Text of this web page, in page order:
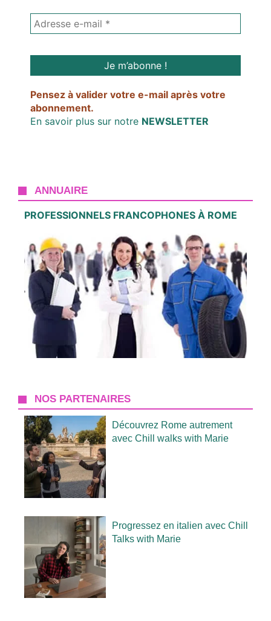
Pensez à valider votre e-mail après votre
abonnement.
En savoir plus sur notre NEWSLETTER
ANNUAIRE
PROFESSIONNELS FRANCOPHONES À ROME
NOS PARTENAIRES
Découvrez Rome autrement
avec Chill walks with Marie
Progressez en italien avec Chill
Talks with Marie